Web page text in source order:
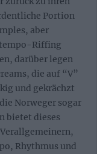
Portion
aber
Riffing
darüber legen
die auf “V”
und gekrächzt
Norweger sogar
bietet dieses
Rhythmus und